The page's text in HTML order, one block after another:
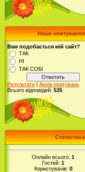
Наше опитування
Вам подобається мій сайт?
ТАК
НІ
ТАК СОБІ
Результати | Архів опитувань
Всього відповідей: 535
Статистика
Онлайн всього: 1
Гостей: 1
Користувачів: 0